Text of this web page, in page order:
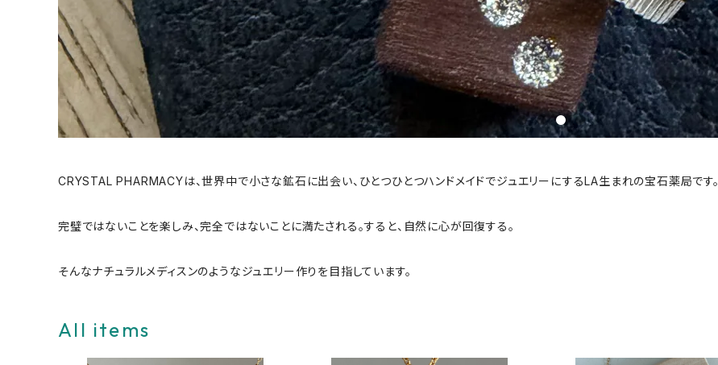
CRYSTAL PHARMACYは、世界中で小さな鉱石に出会い、ひとつひとつハンドメイドでジュエリーにするLA生まれの宝石薬局です。
完璧ではないことを楽しみ、完全ではないことに満たされる。すると、自然に心が回復する。
そんなナチュラルメディスンのようなジュエリー作りを目指しています。
All items